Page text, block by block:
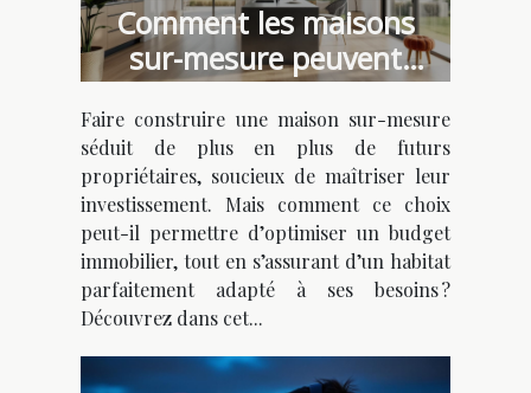
Comment les maisons
sur-mesure peuvent
optimiser votre budget ?
Faire construire une maison sur-mesure
séduit de plus en plus de futurs
propriétaires, soucieux de maîtriser leur
investissement. Mais comment ce choix
peut-il permettre d’optimiser un budget
immobilier, tout en s’assurant d’un habitat
parfaitement adapté à ses besoins ?
Découvrez dans cet...